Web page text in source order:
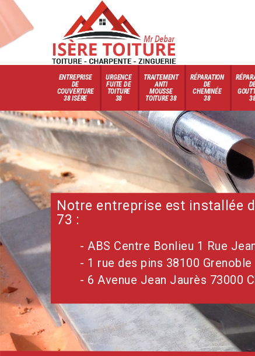
ENTREPRISE
DE
COUVERTURE
38 ISÈRE
URGENCE
FUITE DE
TOITURE
38
TRAITEMENT
ANTI
MOUSSE
TOITURE 38
RÉPARATION
DE
CHEMINÉE
38
Notre entreprise est installée
73 :
- ABS Centre Bonlieu 1 Rue
- 1 rue des pins 38100 Grenoble
- 6 Avenue Jean Jaurès 73000